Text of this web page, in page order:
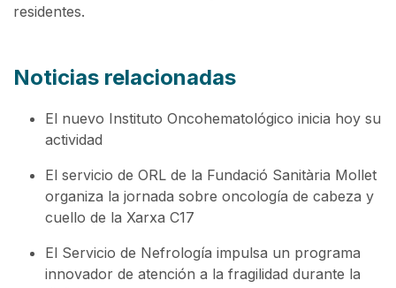
residentes.
Noticias relacionadas
El nuevo Instituto Oncohematológico inicia hoy su
actividad
El servicio de ORL de la Fundació Sanitària Mollet
organiza la jornada sobre oncología de cabeza y
cuello de la Xarxa C17
El Servicio de Nefrología impulsa un programa
innovador de atención a la fragilidad durante la